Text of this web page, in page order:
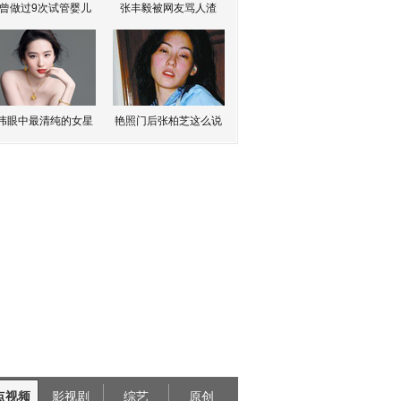
做过9次试管婴儿 张丰毅被网友骂人渣
眼中最清纯的女星 艳照门后张柏芝这么说
视频 影视剧 综艺 原创